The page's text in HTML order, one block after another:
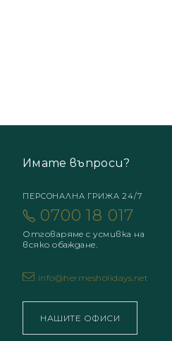
Имате въпроси?
ПЕРСОНАЛНА ГРИЖА 24/7
0700 18 017
Отговаряме с усмивка на
всяко обаждане.
info@hermesholidays.net
НАШИТЕ ОФИСИ